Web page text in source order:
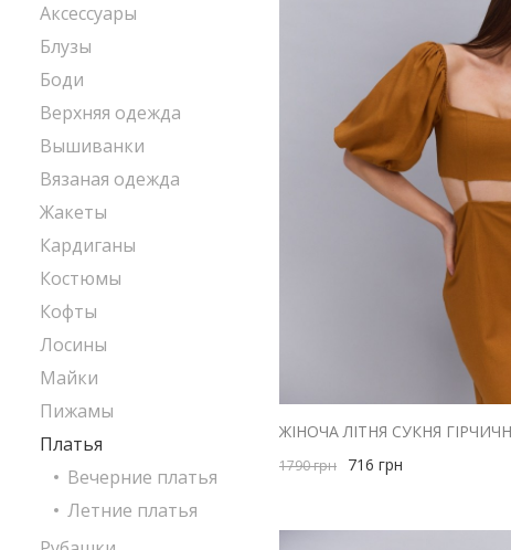
1790грн 716 грн
Аксессуары
Блузы
Боди
Верхняя одежда
Вышиванки
Вязаная одежда
Жакеты
Кардиганы
Костюмы
Кофты
Лосины
Майки
Пижамы
Платья
Вечерние платья
Летние платья